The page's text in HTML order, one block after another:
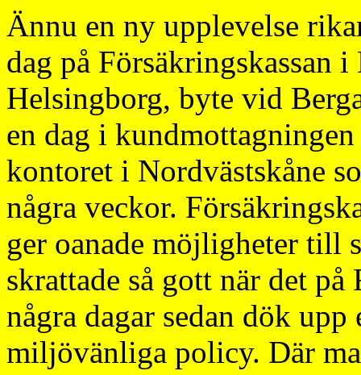
Ännu en ny upplevelse
dag på Försäkringskassan
Helsingborg, byte vid
en dag i
kontoret i Nordvästskåne
några veckor.
ger oanade möjligheter till
skrattade så gott när det
några dagar sedan dök
miljövänliga policy. Där